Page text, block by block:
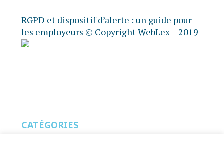
RGPD et dispositif d’alerte : un guide pour
les employeurs © Copyright WebLex – 2019
CATÉGORIES